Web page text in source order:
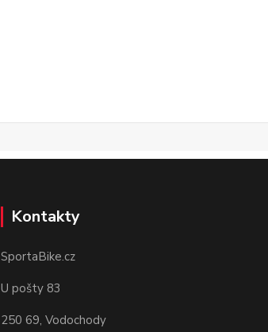
Kontakty
SportaBike.cz
U pošty 83
250 69, Vodochody